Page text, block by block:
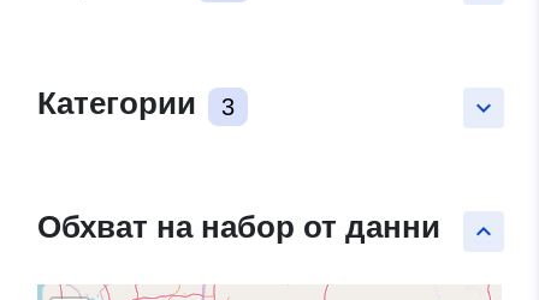
keyboard_arrow_down
Категории 3
keyboard_arrow_up
Обхват на набор от данни